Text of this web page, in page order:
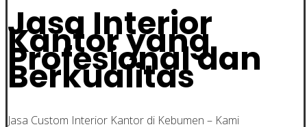
Jasa Interior
Kantor yang
Profesional dan
Berkualitas
Jasa Custom Interior Kantor di Kebumen – Kami